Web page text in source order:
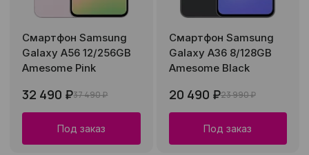
Смартфон Samsung
Galaxy A56 12/256GB
Amesome Pink
32 490 ₽37 490 ₽
Под заказ
Смартфон Samsung
Galaxy A36 8/128GB
Amesome Black
20 490 ₽23 990 ₽
Под заказ